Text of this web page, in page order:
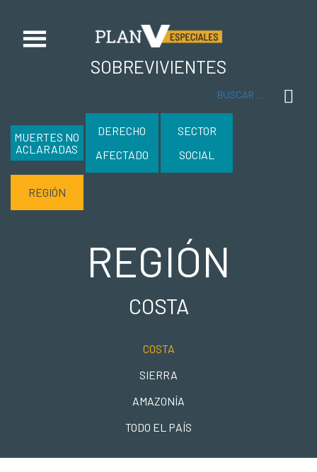
SOBREVIVIENTES
MUERTES NO
ACLARADAS
DERECHO
AFECTADO
SECTOR
SOCIAL
REGIÓN
REGIÓN
COSTA
COSTA
SIERRA
AMAZONÍA
TODO EL PAÍS